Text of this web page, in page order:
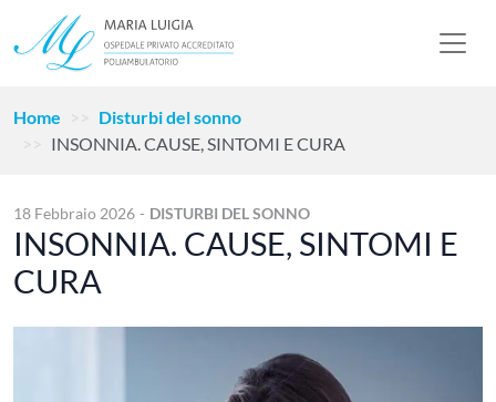
Home
Disturbi del sonno
INSONNIA. CAUSE, SINTOMI E CURA
18 Febbraio 2026 - DISTURBI DEL SONNO
INSONNIA. CAUSE, SINTOMI E
CURA